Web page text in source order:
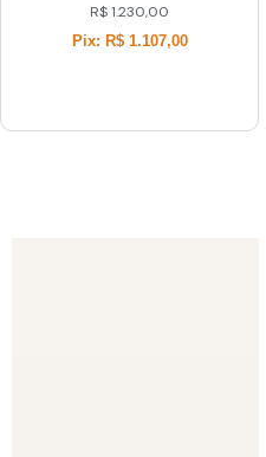
R$1.230,00
Pix: R$ 1.107,00